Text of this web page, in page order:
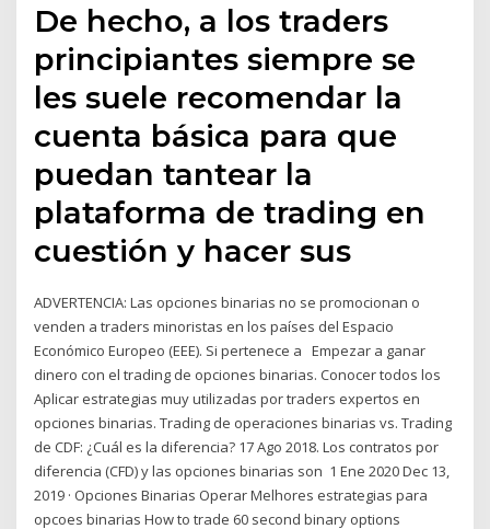
De hecho, a los traders
principiantes siempre se
les suele recomendar la
cuenta básica para que
puedan tantear la
plataforma de trading en
cuestión y hacer sus
ADVERTENCIA: Las opciones binarias no se promocionan o
venden a traders minoristas en los países del Espacio
Económico Europeo (EEE). Si pertenece a Empezar a ganar
dinero con el trading de opciones binarias. Conocer todos los
Aplicar estrategias muy utilizadas por traders expertos en
opciones binarias. Trading de operaciones binarias vs. Trading
de CDF: ¿Cuál es la diferencia? 17 Ago 2018. Los contratos por
diferencia (CFD) y las opciones binarias son 1 Ene 2020 Dec 13,
2019 · Opciones Binarias Operar Melhores estrategias para
opcoes binarias How to trade 60 second binary options